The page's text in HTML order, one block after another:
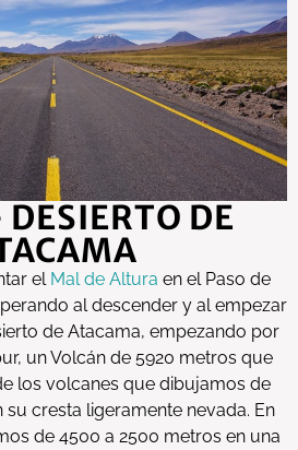
DE
el Mal de Altura en el Paso de
al descender y al empezar
de Atacama, empezando por
un Volcán de 5920 metros que
los volcanes que dibujamos de
cresta ligeramente nevada. En
de 4500 a 2500 metros en una